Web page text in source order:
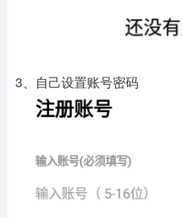
3、自己设置账号密码